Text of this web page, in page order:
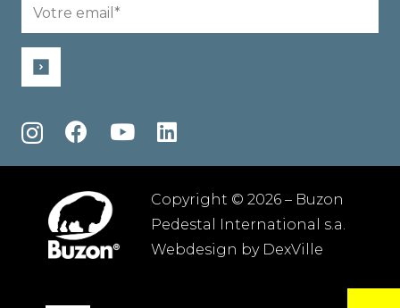
Email
(Nécessaire)
Copyright © 2026 – Buzon
Pedestal International s.a.
Webdesign by DexVille